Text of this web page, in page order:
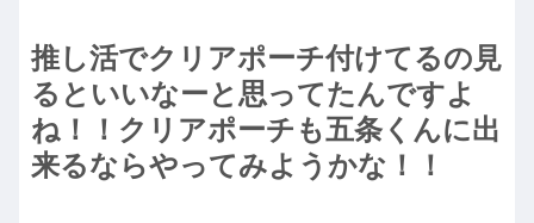
推し活でクリアポーチ付けてるの見
るといいなーと思ってたんですよ
ね！！クリアポーチも五条くんに出
来るならやってみようかな！！